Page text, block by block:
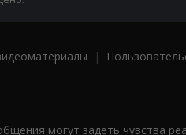
|
могут задеть чувства